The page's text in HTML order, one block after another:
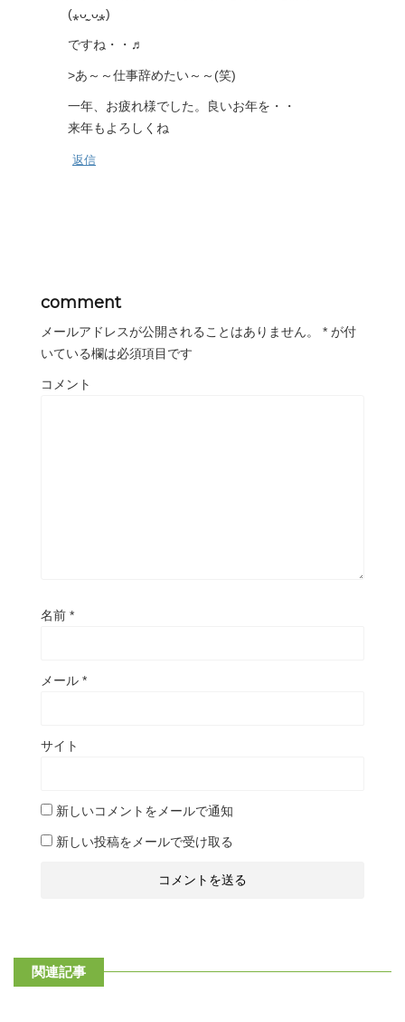
(⁎ᴗ͈ˬᴗ͈⁎)
ですね・・♬
>あ～～仕事辞めたい～～(笑)
一年、お疲れ様でした。良いお年を・・
来年もよろしくね
返信
comment
メールアドレスが公開されることはありません。 * が付
いている欄は必須項目です
コメント
名前 *
メール *
サイト
新しいコメントをメールで通知
新しい投稿をメールで受け取る
関連記事